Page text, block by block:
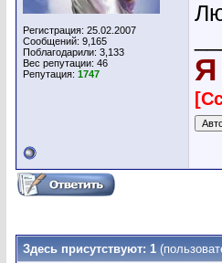
Регистрация: 25.02.2007
Сообщений: 9,165
Поблагодарили: 3,133
Вес репутации: 46
Репутация: 1747 Я
Здесь присутствуют: 1